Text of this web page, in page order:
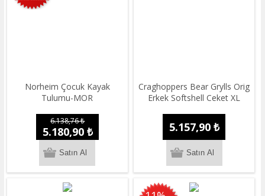
Norheim Çocuk Kayak
Tulumu-MOR
6.138,76 ₺
5.180,90 ₺
Craghoppers Bear Grylls Orig
Erkek Softshell Ceket XL
5.157,90 ₺